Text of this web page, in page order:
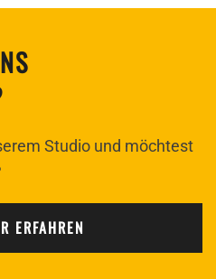
Studio und möchtest
ERFAHREN